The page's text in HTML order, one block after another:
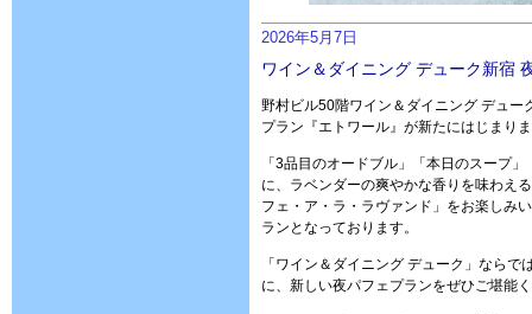
2026年5月7日
ワイン＆ダイニング デューク新宿
野村ビル50階ワイン＆ダイニング デュー
プラン『エトワール』が新たにはじまり
「3品目のオードブル」「本日のスープ
に、ラベンダーの爽やかな香りを味わえ
フェ・ア・ラ・ラヴァンド」をお楽しみ
ランとなっております。
「ワイン＆ダイニング デューク」ならで
に、新しい夜パフェプランをぜひご堪能